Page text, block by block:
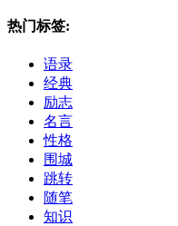
热门标签:
语录
经典
励志
名言
性格
围城
跳转
随笔
知识